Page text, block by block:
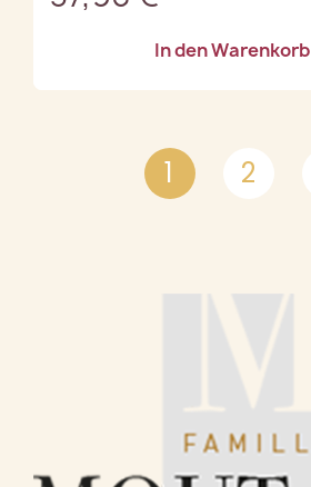
In den Warenkorb
1 2